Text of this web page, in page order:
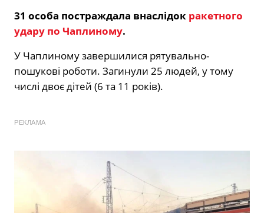
31 особа постраждала внаслідок ракетного
удару по Чаплиному.
У Чаплиному завершилися рятувально-
пошукові роботи. Загинули 25 людей, у тому
числі двоє дітей (6 та 11 років).
РЕКЛАМА